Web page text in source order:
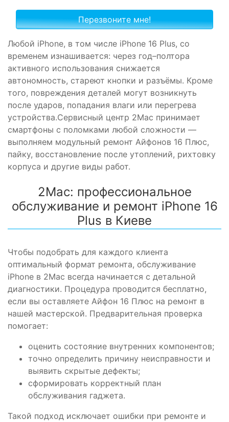
Любой iPhone, в том числе iPhone 16 Plus, со
временем изнашивается: через год–полтора
активного использования снижается
автономность, стареют кнопки и разъёмы. Кроме
того, повреждения деталей могут возникнуть
после ударов, попадания влаги или перегрева
устройства.Сервисный центр 2Mac принимает
смартфоны с поломками любой сложности —
выполняем модульный ремонт Айфонов 16 Плюс,
пайку, восстановление после утоплений, рихтовку
корпуса и другие виды работ.
2Mac: профессиональное
обслуживание и ремонт iPhone 16
Plus в Киеве
Чтобы подобрать для каждого клиента
оптимальный формат ремонта, обслуживание
iPhone в 2Mac всегда начинается с детальной
диагностики. Процедура проводится бесплатно,
если вы оставляете Айфон 16 Плюс на ремонт в
нашей мастерской. Предварительная проверка
помогает:
оценить состояние внутренних компонентов;
точно определить причину неисправности и
выявить скрытые дефекты;
сформировать корректный план
обслуживания гаджета.
Такой подход исключает ошибки при ремонте и